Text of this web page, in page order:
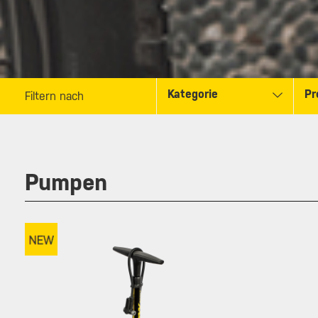
Filtern nach Kategorie
Pumpen